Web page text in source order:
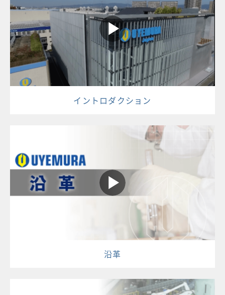
イントロダクション
沿革